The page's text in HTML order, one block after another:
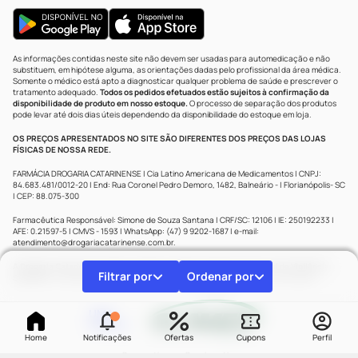
Home Notificações Ofertas Cupons Perfil
Filtrar por Ordenar por
As informações contidas neste site não devem ser usadas para automedicação e não
substituem, em hipótese alguma, as orientações dadas pelo profissional da área médica.
Somente o médico está apto a diagnosticar qualquer problema de saúde e prescrever o
tratamento adequado. Todos os pedidos efetuados estão sujeitos à confirmação da
disponibilidade de produto em nosso estoque.O processo de separação dos produtos
pode levar até dois dias úteis dependendo da disponibilidade do estoque em loja.
OS PREÇOS APRESENTADOS NO SITE SÃO DIFERENTES DOS PREÇOS DAS LOJAS
FÍSICAS DE NOSSA REDE.
FARMÁCIA DROGARIA CATARINENSE | Cia Latino Americana de Medicamentos | CNPJ:
84.683.481/0012-20 | End: Rua Coronel Pedro Demoro, 1482, Balneário - | Florianópolis- SC
| CEP: 88.075-300
Farmacêutica Responsável: Simone de Souza Santana | CRF/SC: 12106 | IE: 250192233 |
AFE: 0.21597-5 | CMVS - 1593 | WhatsApp: (47) 9 9202-1687 | e-mail:
atendimento@drogariacatarinense.com.br.
A Drogaria Catarinense segue as determinações da Agência Nacional de Vigilância
| Copyright © 2025 Drogaria Catarinense - Todos os direitos reservados.
UMA
MARCA